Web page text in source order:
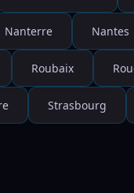
Nanterre Nantes
Roubaix
Strasbourg